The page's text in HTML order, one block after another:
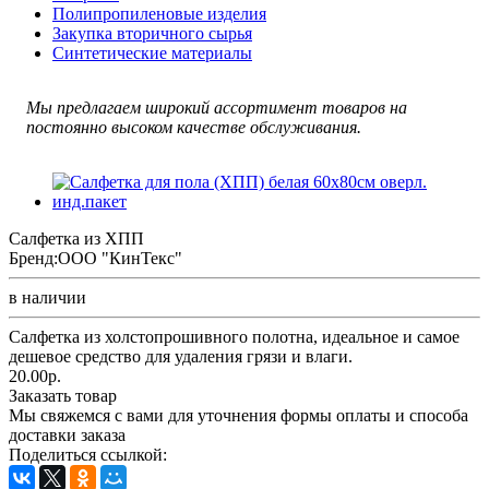
Полипропиленовые изделия
Закупка вторичного сырья
Синтетические материалы
Мы предлагаем широкий ассортимент товаров на
постоянно высоком качестве обслуживания.
Салфетка из ХПП
Бренд:ООО "КинТекс"
в наличии
Салфетка из холстопрошивного полотна, идеальное и самое
дешевое средство для удаления грязи и влаги.
20.00р.
Заказать товар
Мы свяжемся с вами для уточнения формы оплаты и способа
доставки заказа
Поделиться ссылкой: